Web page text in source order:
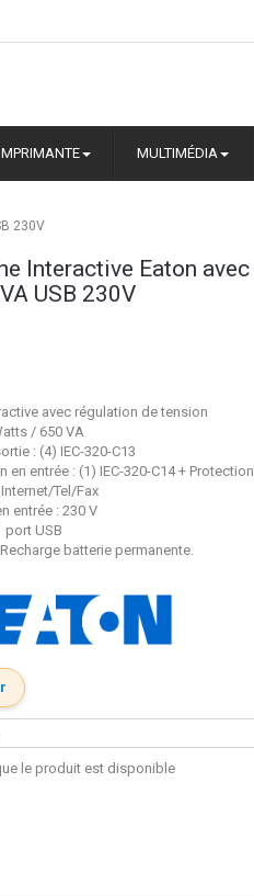
MULTIMÉDIA
230V
Interactive Eaton avec
USB 230V
avec régulation de tension
/ 650 VA
: (4) IEC-320-C13
en entrée : (1) IEC-320-C14 + Protection
Tel/Fax
entrée : 230 V
port USB
batterie permanente.
le produit est disponible